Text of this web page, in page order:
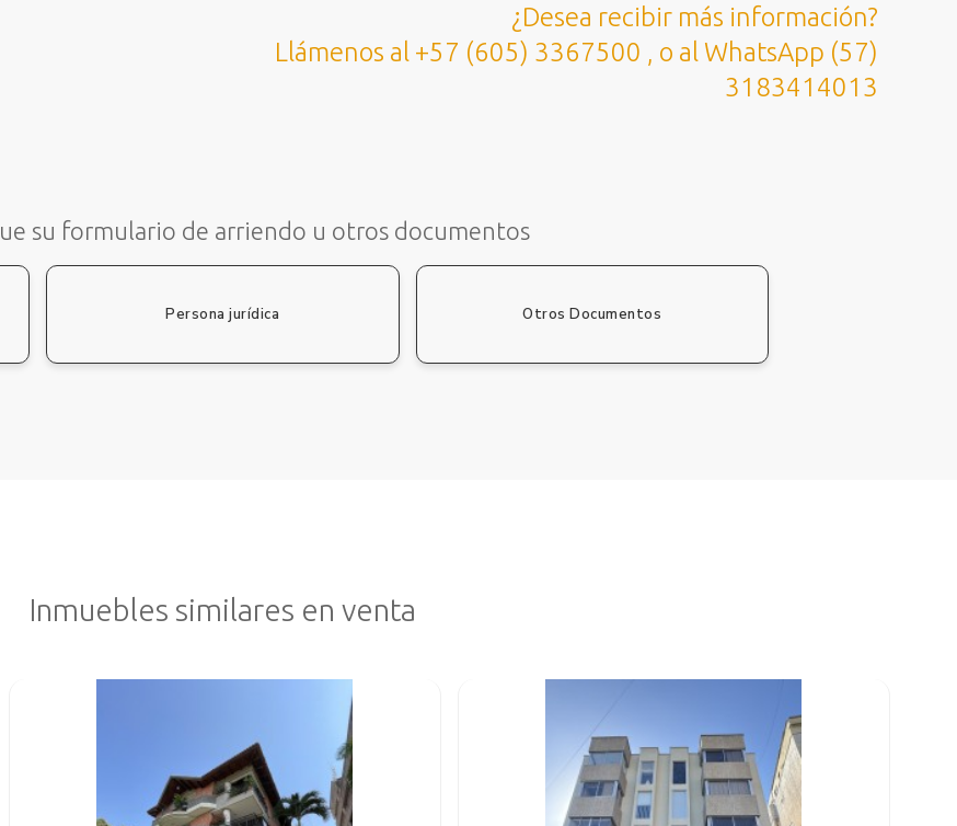
¿Desea recibir más información?
Llámenos al +57 (605) 3367500 , o al WhatsApp (57)
3183414013
su formulario de arriendo u otros documentos
Persona jurídica Otros Documentos
Inmuebles similares en venta
VER INMUEBLE VER INMUEBLE